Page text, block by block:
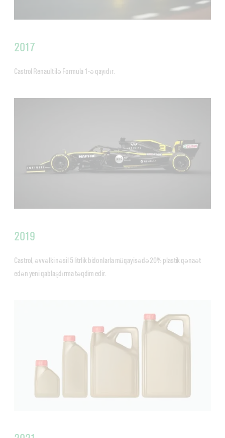
2017
Castrol Renault ilə Formula 1-ə qayıdır.
2019
Castrol, əvvəlki nəsil 5 litrlik bidonlarla müqayisədə 20% plastik qənaət
edən yeni qablaşdırma təqdim edir.